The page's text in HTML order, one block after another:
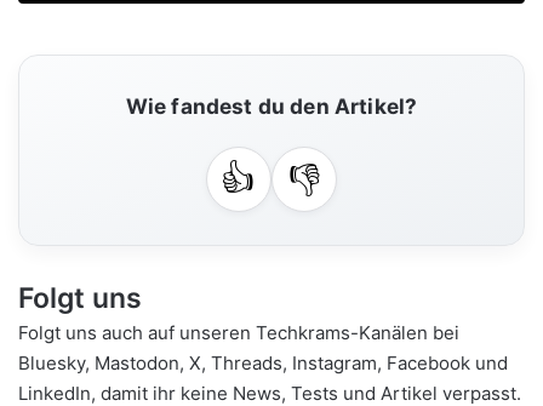
Wie fandest du den Artikel?
👍 👎
Folgt uns
Folgt uns auch auf unseren Techkrams-Kanälen bei
Bluesky, Mastodon, X, Threads, Instagram, Facebook und
LinkedIn, damit ihr keine News, Tests und Artikel verpasst.